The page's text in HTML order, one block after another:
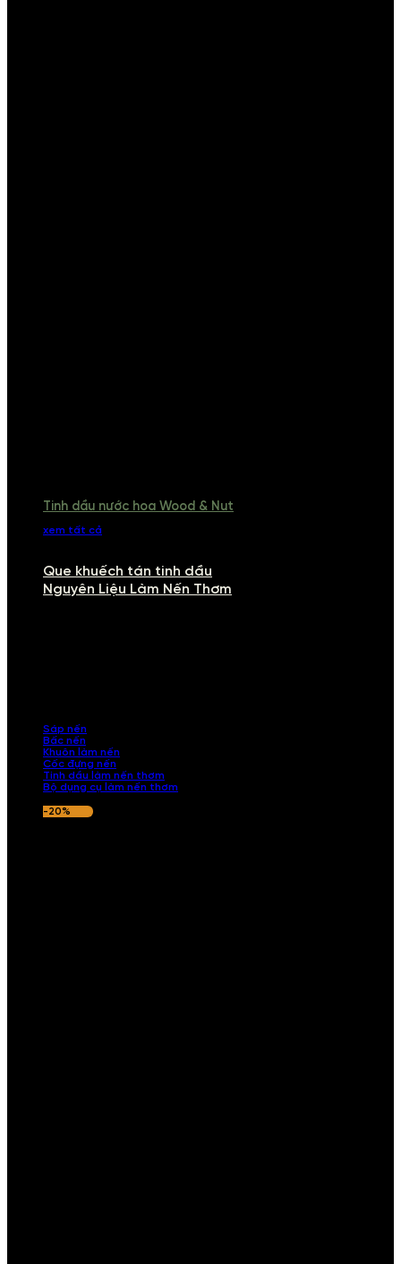
Tinh dầu nước hoa Wood & Nut
xem tất cả
Que khuếch tán tinh dầu
Nguyên Liệu Làm Nến Thơm
Sáp nến
Bấc nến
Khuôn làm nến
Cốc đựng nến
Tinh dầu làm nến thơm
Bộ dụng cụ làm nến thơm
-20%